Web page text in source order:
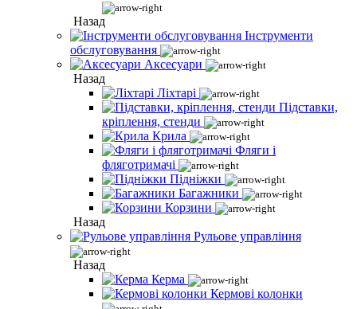
Назад
Інструменти
обслуговування
Аксесуари
Назад
Ліхтарі
Підставки,
кріплення, стенди
Крила
Фляги і
фляготримачі
Підніжки
Багажники
Корзини
Назад
Рульове управління
Назад
Керма
Кермові колонки